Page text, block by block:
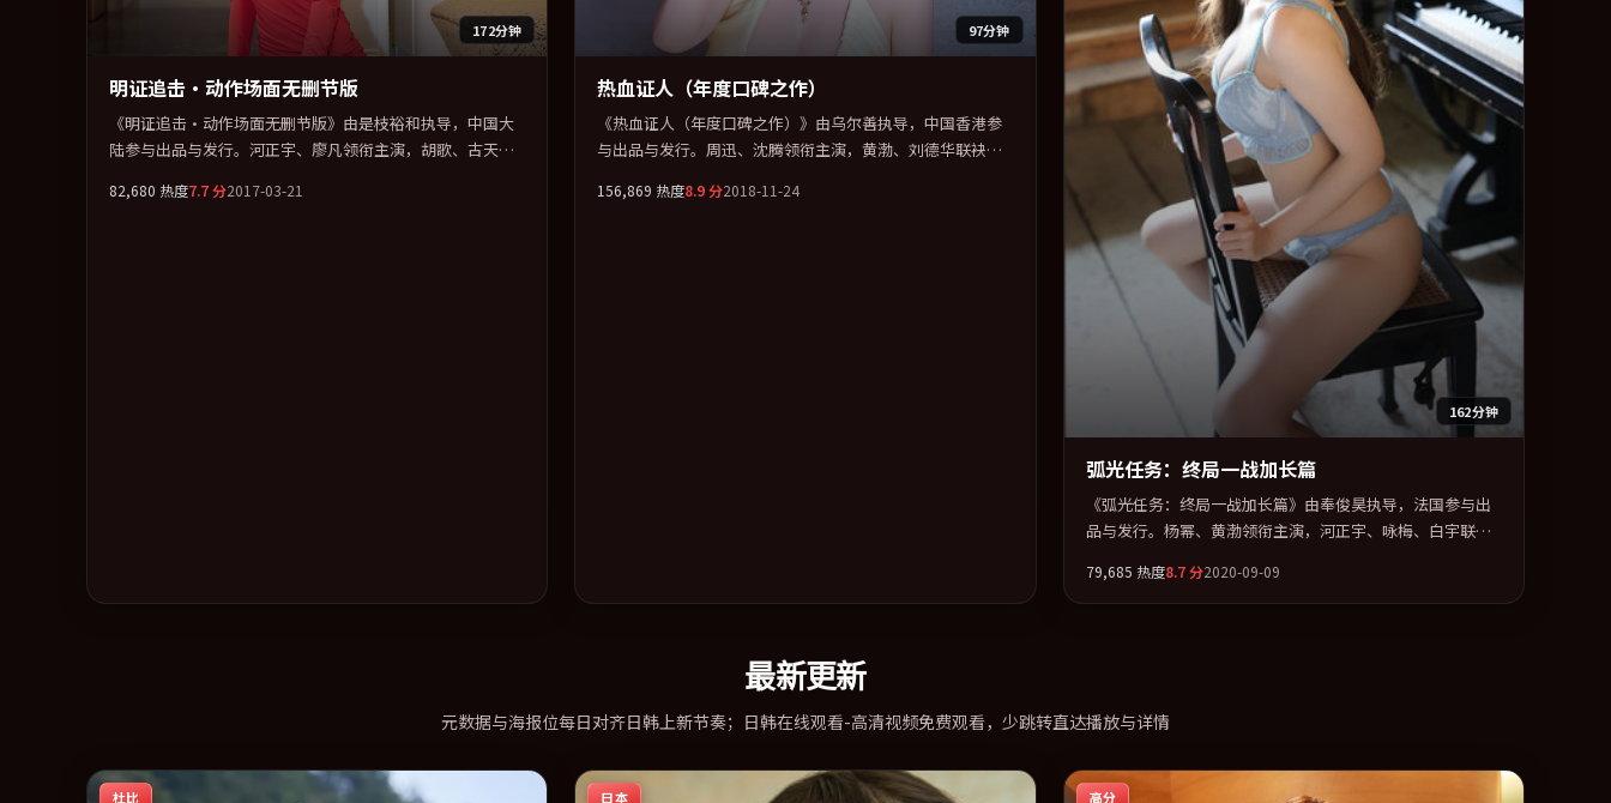
172分钟
明证追击·动作场面无删节版
《明证追击·动作场面无删节版》由是枝裕和执导，中国大
陆参与出品与发行。河正宇、廖凡领衔主演，胡歌、古天
线并进，张力持续堆叠。全片以「动作」类型为骨架，在叙
82,680 热度7.7分2017-03-21
97分钟
热血证人（年度口碑之作）
《热血证人（年度口碑之作）》由乌尔善执导，中国香港参
与出品与发行。周迅、沈腾领衔主演，黄渤、刘德华联袂出
类型为骨架，在叙事、表演与视听上力求统一。定于 2018-
156,869 热度8.9分2018-11-24
162分钟
弧光任务：终局一战加长篇
《弧光任务：终局一战加长篇》由奉俊昊执导，法国参与出
品与发行。杨幂、黄渤领衔主演，河正宇、咏梅、白宇联袂
以「传记」类型为骨架，在叙事、表演与视听上力求统一。
定于 2020-01-22 在内地院线及主流平台同步亮相，2020 年
79,685 热度8.7分2020-09-09
最新更新
元数据与海报位每日对齐日韩上新节奏；日韩在线观看-高清视频免费观看，少跳转直达播放与详情
杜比 日本 高分